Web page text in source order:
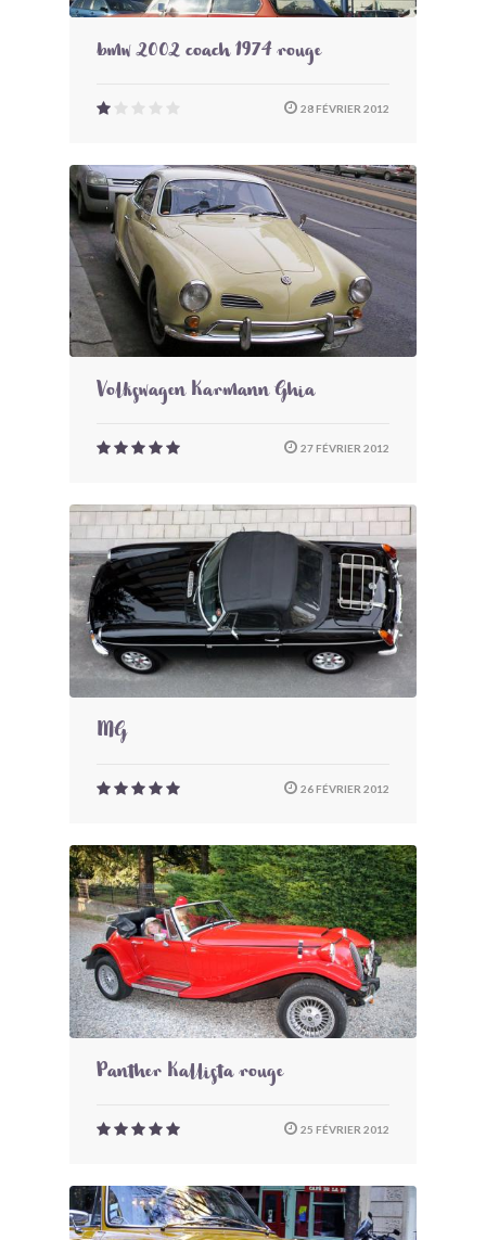
bmw 2002 coach 1974 rouge
28 FÉVRIER 2012
Volkswagen Karmann Ghia
27 FÉVRIER 2012
MG
26 FÉVRIER 2012
Panther Kallista rouge
25 FÉVRIER 2012